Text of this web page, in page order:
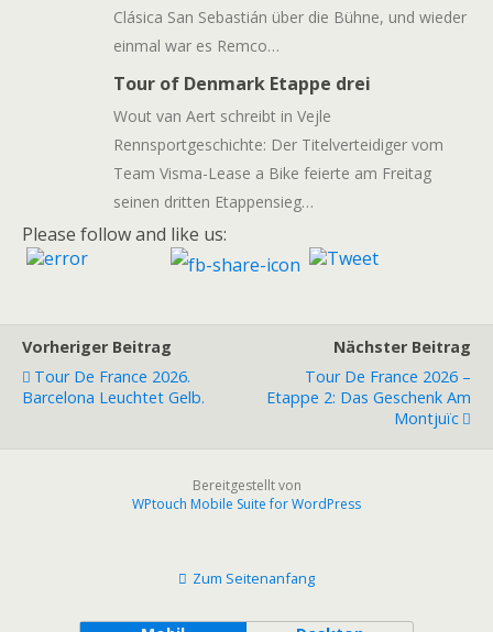
Clásica San Sebastián über die Bühne, und wieder
einmal war es Remco…
Tour of Denmark Etappe drei
Wout van Aert schreibt in Vejle
Rennsportgeschichte: Der Titelverteidiger vom
Team Visma-Lease a Bike feierte am Freitag
seinen dritten Etappensieg…
Please follow and like us:
Vorheriger Beitrag
Tour De France 2026.
Barcelona Leuchtet Gelb.
Nächster Beitrag
Tour De France 2026 –
Etappe 2: Das Geschenk Am
Montjuïc
Bereitgestellt von
WPtouch Mobile Suite for WordPress
Zum Seitenanfang